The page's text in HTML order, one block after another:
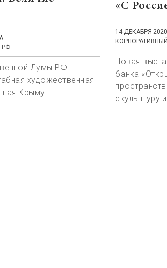
РФ
Думы РФ
художественная
Крыму.
«С
14 ДЕКАБРЯ
Новая
банка
скульптуру